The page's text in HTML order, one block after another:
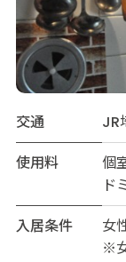
交通
JR
使用料
個
ド
入居条件
女
※